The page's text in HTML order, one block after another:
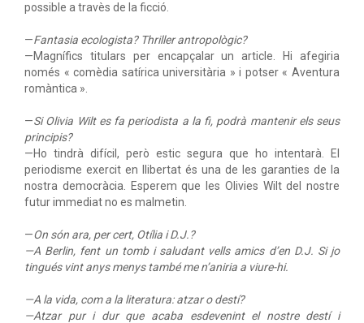
possible a travès de la ficció.
—Fantasia ecologista? Thriller antropològic?
—Magnífics titulars per encapçalar un article. Hi afegiria
només « comèdia satírica universitària » i potser « Aventura
romàntica ».
—Si Olivia Wilt es fa periodista a la fi, podrà mantenir els seus
principis?
—Ho tindrà difícil, però estic segura que ho intentarà. El
periodisme exercit en llibertat és una de les garanties de la
nostra democràcia. Esperem que les Olivies Wilt del nostre
futur immediat no es malmetin.
—On són ara, per cert, Otília i D.J.?
—A Berlin, fent un tomb i saludant vells amics d’en D.J. Si jo
tingués vint anys menys també me n’aniria a viure-hi.
—A la vida, com a la literatura: atzar o destí?
—Atzar pur i dur que acaba esdevenint el nostre destí i